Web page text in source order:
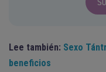
Lee también: Sexo
beneficios